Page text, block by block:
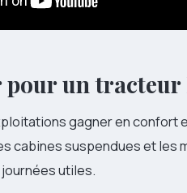
pour untracteur
gagner en
cabines suspendues et
utiles.